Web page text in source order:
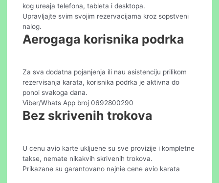
kog ureaja telefona, tableta i desktopa.
Upravljajte svim svojim rezervacijama kroz sopstveni
nalog.
Aerogaga korisnika podrka
Za sva dodatna pojanjenja ili nau asistenciju prilikom
rezervisanja karata, korisnika podrka je aktivna do
ponoi svakoga dana.
Viber/Whats App broj 0692800290
Bez skrivenih trokova
U cenu avio karte ukljuene su sve provizije i kompletne
takse, nemate nikakvih skrivenih trokova.
Prikazane su garantovano najnie cene avio karata